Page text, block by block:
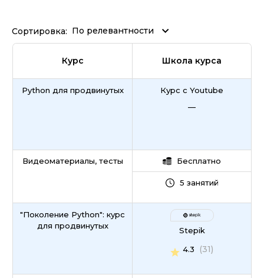
Сортировка: По релевантности
Курс Школа курса
Python для продвинутых
Видеоматериалы, тесты
Курс с Youtube
—
Бесплатно
5 занятий
"Поколение Python": курс
для продвинутых
Stepik
4.3
(31)